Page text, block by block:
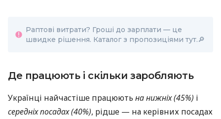
Раптові витрати? Гроші до зарплати — це
швидке рішення. Каталог з пропозиціями тут.🔎
Де працюють і скільки заробляють
Українці найчастіше працюють на нижніх (45%) і
середніх посадах (40%), рідше — на керівних посадах